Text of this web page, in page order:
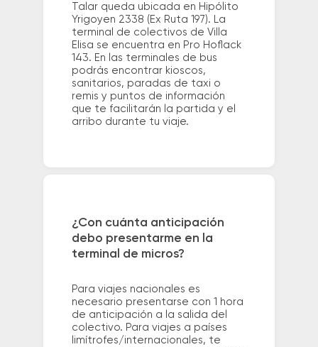
Talar queda ubicada en Hipólito
Yrigoyen 2338 (Ex Ruta 197). La
terminal de colectivos de Villa
Elisa se encuentra en Pro Hoflack
143. En las terminales de bus
podrás encontrar kioscos,
sanitarios, paradas de taxi o
remis y puntos de información
que te facilitarán la partida y el
arribo durante tu viaje.
¿Con cuánta anticipación
debo presentarme en la
terminal de micros?
Para viajes nacionales es
necesario presentarse con 1 hora
de anticipación a la salida del
colectivo. Para viajes a países
limítrofes/internacionales, te